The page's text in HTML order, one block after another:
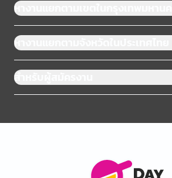
หางานแยกตามเขตในกรุงเทพมหานคร
หางานแยกตามจังหวัดในประเทศไทย
สำหรับผู้สมัครงาน